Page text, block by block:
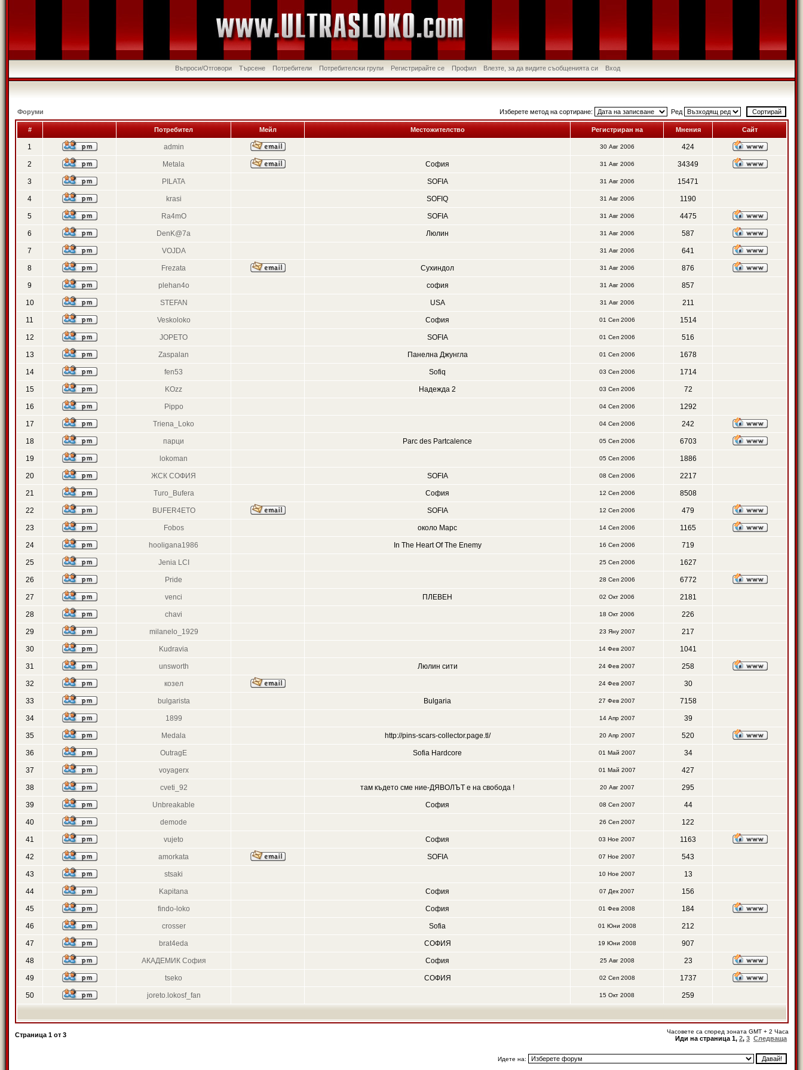
Въпроси/Отговори Търсене Потребители Потребителски групи Регистрирайте се Профил Влезте, за да видите съобщенията си Вход
Форуми Изберете метод на сортиране: Ред
# Потребител Мейл Местожителство Регистриран на Мнения Сайт
1 admin 30 Авг 2006 424
2 Metala София 31 Авг 2006 34349
3 PILATA SOFIA 31 Авг 2006 15471
4 krasi SOFIQ 31 Авг 2006 1190
5 Ra4mO SOFIA 31 Авг 2006 4475
6 DenK@7a Люлин 31 Авг 2006 587
7 VOJDA 31 Авг 2006 641
8 Frezata Сухиндол 31 Авг 2006 876
9 plehan4o софия 31 Авг 2006 857
10 STEFAN USA 31 Авг 2006 211
11 Veskoloko София 01 Сеп 2006 1514
12 JOPETO SOFIA 01 Сеп 2006 516
13 Zaspalan Панелна Джунгла 01 Сеп 2006 1678
14 fen53 Sofiq 03 Сеп 2006 1714
15 KOzz Надежда 2 03 Сеп 2006 72
16 Pippo 04 Сеп 2006 1292
17 Triena_Loko 04 Сеп 2006 242
18 парци Parc des Partcalence 05 Сеп 2006 6703
19 lokoman 05 Сеп 2006 1886
20 ЖСК СОФИЯ SOFIA 08 Сеп 2006 2217
21 Turo_Bufera София 12 Сеп 2006 8508
22 BUFER4ETO SOFIA 12 Сеп 2006 479
23 Fobos около Марс 14 Сеп 2006 1165
24 hooligana1986 In The Heart Of The Enemy 16 Сеп 2006 719
25 Jenia LCI 25 Сеп 2006 1627
26 Pride 28 Сеп 2006 6772
27 venci ПЛЕВЕН 02 Окт 2006 2181
28 chavi 18 Окт 2006 226
29 milanelo_1929 23 Яну 2007 217
30 Kudravia 14 Фев 2007 1041
31 unsworth Люлин сити 24 Фев 2007 258
32 козел 24 Фев 2007 30
33 bulgarista Bulgaria 27 Фев 2007 7158
34 1899 14 Апр 2007 39
35 Medala http://pins-scars-collector.page.tl/ 20 Апр 2007 520
36 OutragE Sofia Hardcore 01 Май 2007 34
37 voyagerx 01 Май 2007 427
38 cveti_92 там където сме ние-ДЯВОЛЪТ е на свобода ! 20 Авг 2007 295
39 Unbreakable София 08 Сеп 2007 44
40 demode 26 Сеп 2007 122
41 vujeto София 03 Ное 2007 1163
42 amorkata SOFIA 07 Ное 2007 543
43 stsaki 10 Ное 2007 13
44 Kapitana София 07 Дек 2007 156
45 findo-loko София 01 Фев 2008 184
46 crosser Sofia 01 Юни 2008 212
47 brat4eda СОФИЯ 19 Юни 2008 907
48 АКАДЕМИК София София 25 Авг 2008 23
49 tseko СОФИЯ 02 Сеп 2008 1737
50 joreto.lokosf_fan 15 Окт 2008 259
Страница 1 от 3 Часовете са според зоната GMT + 2 Часа
Иди на страница 1, 2, 3 Следваща
Идете на: